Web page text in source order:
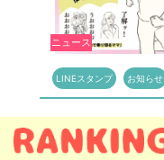
ニュース
LINEスタンプ お知らせ